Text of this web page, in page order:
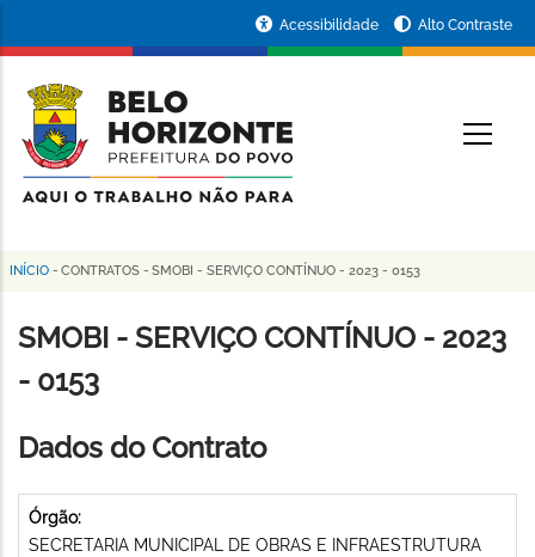
conteúdo
principal
da
Prefeitura
de
Horizonte
Acessibilidade Alto Contraste
Trilha
de
navegação
INÍCIO - CONTRATOS - SMOBI - SERVIÇO CONTÍNUO - 2023 - 0153
SMOBI - SERVIÇO CONTÍNUO - 2023
- 0153
Dados do Contrato
Órgão:
SECRETARIA MUNICIPAL DE OBRAS E INFRAESTRUTURA